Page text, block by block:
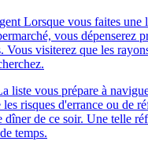
Lorsque vous faites une
vous dépenserez
Vous visiterez que les
liste vous prépare à
risques d'errance ou de
dîner de ce soir. Une telle
temps.